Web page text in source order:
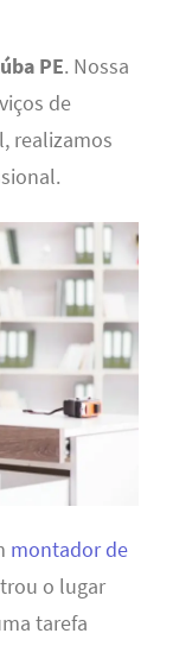
PE. Nossa
de
realizamos
montador de
o lugar
tarefa